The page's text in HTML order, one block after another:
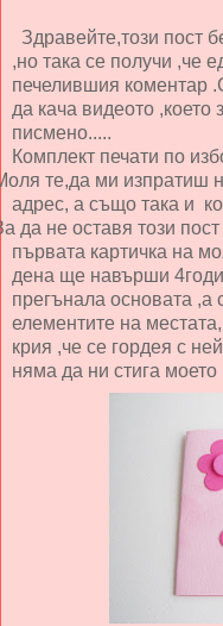
Здравейте,този пост
,но така се получи ,че
печелившия коментар
да кача видеото
писмено.....
Комплект печати по
те,да ми изпратиш
адрес, а също така и
да не оставя този
първата картичка на
дена ще навърши
прегънала основата ,а
елементите на
крия ,че се гордея с
няма да ни стига